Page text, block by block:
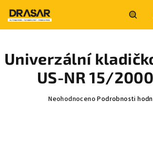
obsah
Univerzální
US-NR 15/
Průměrné
Neohodnoceno Podrobnosti